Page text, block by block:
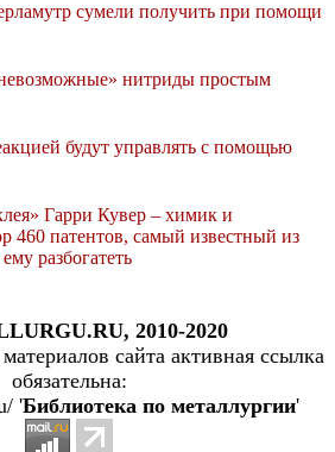
сумели получить при помощи
нитриды простым
будут управлять с помощью
Гарри Кувер – химик и
460 патентов, самый известный из
разбогатеть
2010-2020
сайта активная ссылка
обязательна:
'Библиотека по металлургии'